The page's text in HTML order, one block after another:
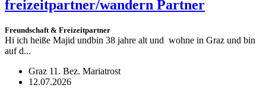
freizeitpartner/wandern Partner
Freundschaft & Freizeitpartner
Hi ich heiße Majid undbin 38 jahre alt und wohne in Graz und bin
auf d...
Graz 11. Bez. Mariatrost
12.07.2026